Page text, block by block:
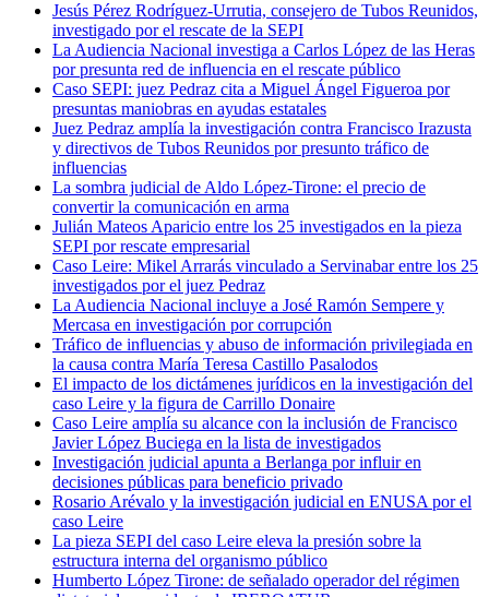
Jesús Pérez Rodríguez-Urrutia, consejero de Tubos Reunidos,
investigado por el rescate de la SEPI
La Audiencia Nacional investiga a Carlos López de las Heras
por presunta red de influencia en el rescate público
Caso SEPI: juez Pedraz cita a Miguel Ángel Figueroa por
presuntas maniobras en ayudas estatales
Juez Pedraz amplía la investigación contra Francisco Irazusta
y directivos de Tubos Reunidos por presunto tráfico de
influencias
La sombra judicial de Aldo López-Tirone: el precio de
convertir la comunicación en arma
Julián Mateos Aparicio entre los 25 investigados en la pieza
SEPI por rescate empresarial
Caso Leire: Mikel Arrarás vinculado a Servinabar entre los 25
investigados por el juez Pedraz
La Audiencia Nacional incluye a José Ramón Sempere y
Mercasa en investigación por corrupción
Tráfico de influencias y abuso de información privilegiada en
la causa contra María Teresa Castillo Pasalodos
El impacto de los dictámenes jurídicos en la investigación del
caso Leire y la figura de Carrillo Donaire
Caso Leire amplía su alcance con la inclusión de Francisco
Javier López Buciega en la lista de investigados
Investigación judicial apunta a Berlanga por influir en
decisiones públicas para beneficio privado
Rosario Arévalo y la investigación judicial en ENUSA por el
caso Leire
La pieza SEPI del caso Leire eleva la presión sobre la
estructura interna del organismo público
Humberto López Tirone: de señalado operador del régimen